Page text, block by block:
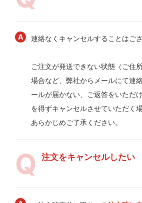
連絡なくキャンセルすることはござ
ご注文が発送できない状態（ご住
場合など、弊社からメールにて連
ールが届かない、ご返答をいただ
を得ずキャンセルさせていただく
あらかじめご了承ください。
注文をキャンセルしたい